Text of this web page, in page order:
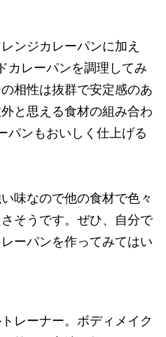
ンジカレーパンに加え
カレーパンを調理してみ
相性は抜群で安定感のあ
と思える食材の組み合わ
パンもおいしく仕上げる
味なので他の食材で色々
そうです。ぜひ、自分で
ーパンを作ってみてはい
レーナー。ボディメイク